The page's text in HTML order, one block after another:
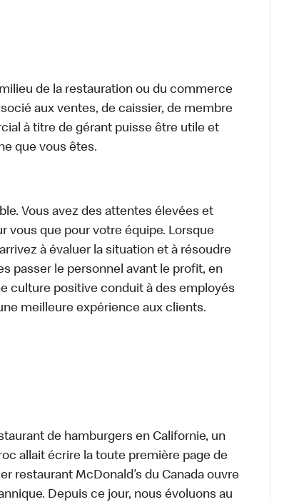
de la restauration ou du commerce
aux ventes, de caissier, de membre
à titre de gérant puisse être utile et
que vous êtes.
Vous avez des attentes élevées et
vous que pour votre équipe. Lorsque
à évaluer la situation et à résoudre
passer le personnel avant le profit, en
culture positive conduit à des employés
meilleure expérience aux clients.
de hamburgers en Californie, un
allait écrire la toute première page de
restaurant McDonald’s du Canada ouvre
Depuis ce jour, nous évoluons au